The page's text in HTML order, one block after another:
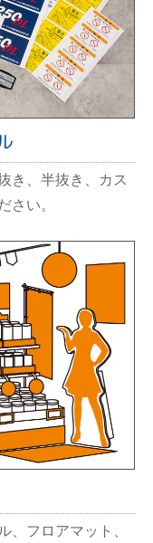
き、半抜き、カス
さい。
、フロアマット、